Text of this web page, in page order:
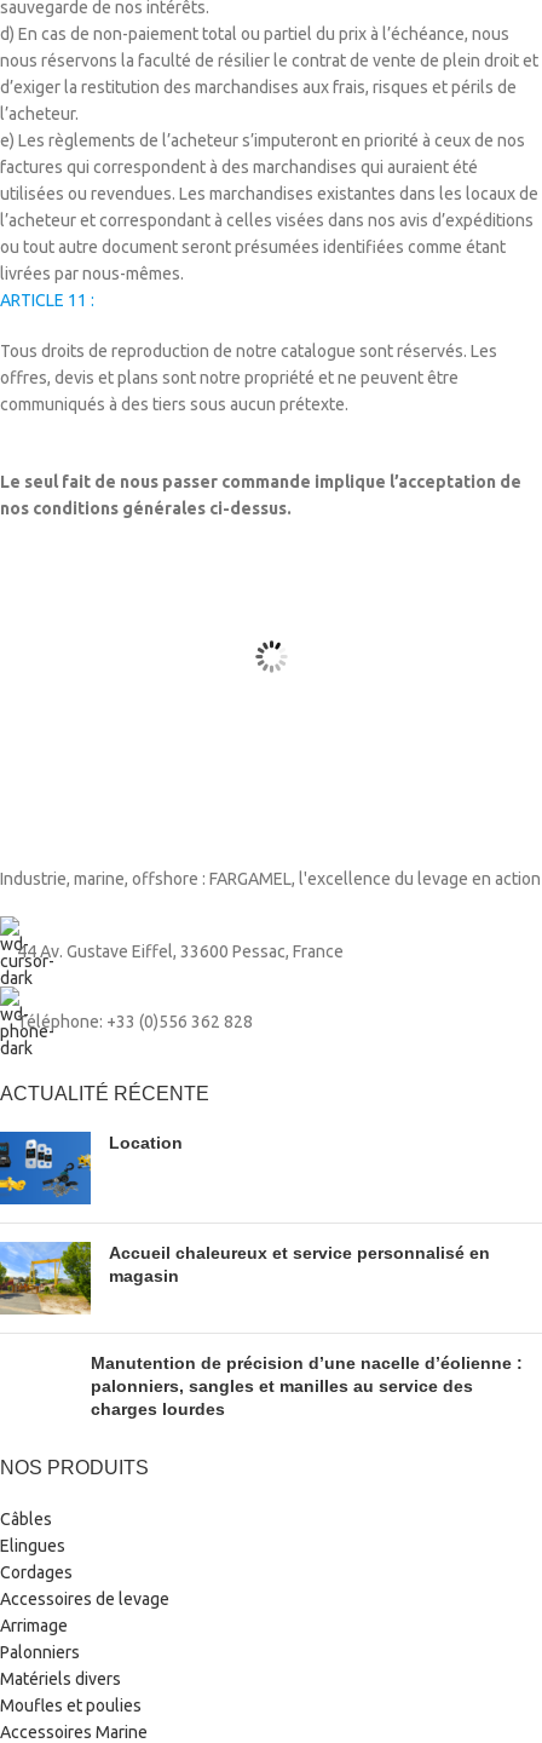
sauvegarde de nos intérêts.
d) En cas de non-paiement total ou partiel du prix à l’échéance, nous
nous réservons la faculté de résilier le contrat de vente de plein droit et
d’exiger la restitution des marchandises aux frais, risques et périls de
l’acheteur.
e) Les règlements de l’acheteur s’imputeront en priorité à ceux de nos
factures qui correspondent à des marchandises qui auraient été
utilisées ou revendues. Les marchandises existantes dans les locaux de
l’acheteur et correspondant à celles visées dans nos avis d’expéditions
ou tout autre document seront présumées identifiées comme étant
livrées par nous-mêmes.
ARTICLE 11 :
Tous droits de reproduction de notre catalogue sont réservés. Les
offres, devis et plans sont notre propriété et ne peuvent être
communiqués à des tiers sous aucun prétexte.
Le seul fait de nous passer commande implique l’acceptation de
nos conditions générales ci-dessus.
Industrie, marine, offshore : FARGAMEL, l'excellence du levage en action
44 Av. Gustave Eiffel, 33600 Pessac, France
Téléphone: +33 (0)556 362 828
ACTUALITÉ RÉCENTE
Location
Accueil chaleureux et service personnalisé en
magasin
Manutention de précision d’une nacelle d’éolienne :
palonniers, sangles et manilles au service des
charges lourdes
NOS PRODUITS
Câbles
Elingues
Cordages
Accessoires de levage
Arrimage
Palonniers
Matériels divers
Moufles et poulies
Accessoires Marine